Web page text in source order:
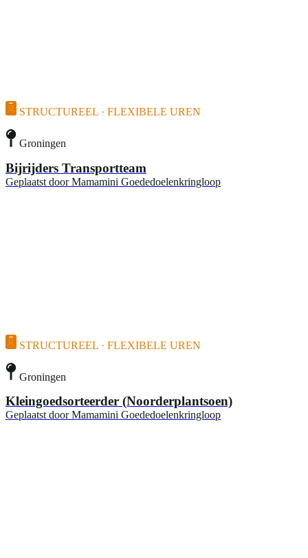
STRUCTUREEL · FLEXIBELE UREN
Groningen
Bijrijders Transportteam
Geplaatst door Mamamini Goededoelenkringloop
STRUCTUREEL · FLEXIBELE UREN
Groningen
Kleingoedsorteerder (Noorderplantsoen)
Geplaatst door Mamamini Goededoelenkringloop